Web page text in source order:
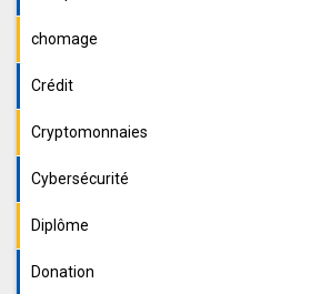
chomage
Crédit
Cryptomonnaies
Cybersécurité
Diplôme
Donation